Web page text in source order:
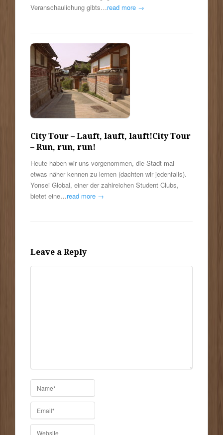
Veranschaulichung gibts…read more →
City Tour – Lauft, lauft, lauft!City Tour
– Run, run, run!
Heute haben wir uns vorgenommen, die Stadt mal
etwas näher kennen zu lernen (dachten wir jedenfalls).
Yonsei Global, einer der zahlreichen Student Clubs,
bietet eine…read more →
Leave a Reply